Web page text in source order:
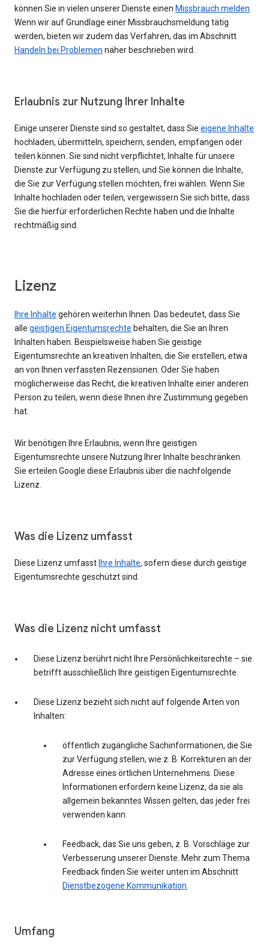
können Sie in vielen unserer Dienste einen Missbrauch melden
Wenn wir auf Grundlage einer Missbrauchsmeldung tätig
werden, bieten wir zudem das Verfahren, das im Abschnitt
Handeln bei Problemen näher beschrieben wird.
Erlaubnis zur Nutzung Ihrer Inhalte
Einige unserer Dienste sind so gestaltet, dass Sie eigene Inhalte
hochladen, übermitteln, speichern, senden, empfangen oder
teilen können. Sie sind nicht verpflichtet, Inhalte für unsere
Dienste zur Verfügung zu stellen, und Sie können die Inhalte,
die Sie zur Verfügung stellen möchten, frei wählen. Wenn Sie
Inhalte hochladen oder teilen, vergewissern Sie sich bitte, dass
Sie die hierfür erforderlichen Rechte haben und die Inhalte
rechtmäßig sind.
Lizenz
Ihre Inhalte gehören weiterhin Ihnen. Das bedeutet, dass Sie
alle geistigen Eigentumsrechte behalten, die Sie an Ihren
Inhalten haben. Beispielsweise haben Sie geistige
Eigentumsrechte an kreativen Inhalten, die Sie erstellen, etwa
an von Ihnen verfassten Rezensionen. Oder Sie haben
möglicherweise das Recht, die kreativen Inhalte einer anderen
Person zu teilen, wenn diese Ihnen ihre Zustimmung gegeben
hat.
Wir benötigen Ihre Erlaubnis, wenn Ihre geistigen
Eigentumsrechte unsere Nutzung Ihrer Inhalte beschränken.
Sie erteilen Google diese Erlaubnis über die nachfolgende
Lizenz.
Was die Lizenz umfasst
Diese Lizenz umfasst Ihre Inhalte, sofern diese durch geistige
Eigentumsrechte geschützt sind.
Was die Lizenz nicht umfasst
Diese Lizenz berührt nicht Ihre Persönlichkeitsrechte – sie
betrifft ausschließlich Ihre geistigen Eigentumsrechte.
Diese Lizenz bezieht sich nicht auf folgende Arten von
Inhalten:
öffentlich zugängliche Sachinformationen, die Sie
zur Verfügung stellen, wie z. B. Korrekturen an der
Adresse eines örtlichen Unternehmens. Diese
Informationen erfordern keine Lizenz, da sie als
allgemein bekanntes Wissen gelten, das jeder frei
verwenden kann.
Feedback, das Sie uns geben, z. B. Vorschläge zur
Verbesserung unserer Dienste. Mehr zum Thema
Feedback finden Sie weiter unten im Abschnitt
Dienstbezogene Kommunikation
Umfang